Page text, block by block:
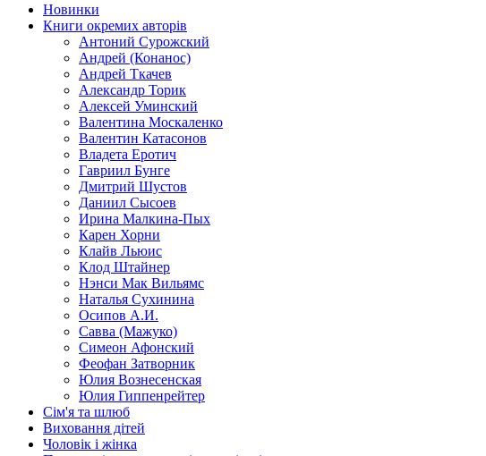
Новинки
Книги окремих авторів
Антоний Сурожский
Андрей (Конанос)
Андрей Ткачев
Александр Торик
Алексей Уминский
Валентина Москаленко
Валентин Катасонов
Владета Еротич
Гавриил Бунге
Дмитрий Шустов
Даниил Сысоев
Ирина Малкина-Пых
Карен Хорни
Клайв Льюис
Клод Штайнер
Нэнси Мак Вильямс
Наталья Сухинина
Осипов А.И.
Савва (Мажуко)
Симеон Афонский
Феофан Затворник
Юлия Вознесенская
Юлия Гиппенрейтер
Сім'я та шлюб
Виховання дітей
Чоловік і жінка